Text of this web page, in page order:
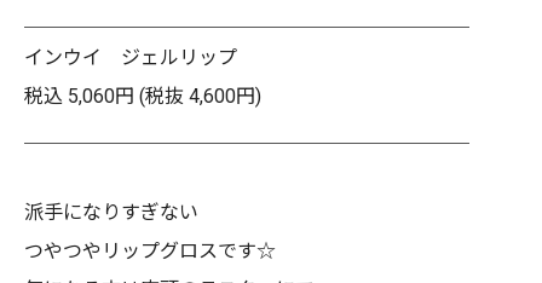
インウイ ジェルリップ
税込 5,060円 (税抜 4,600円)
派手になりすぎない
つやつやリップグロスです☆